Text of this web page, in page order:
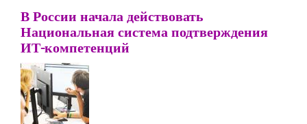
В России начала действовать
Национальная система подтверждения
ИТ-компетенций